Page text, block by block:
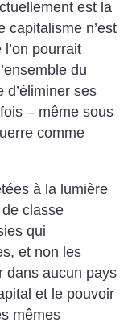
est la
capitalisme n’est
pourrait
du
d’éliminer ses
– même sous
comme
à la lumière
classe
qui
et non les
dans aucun pays
et le pouvoir
mêmes